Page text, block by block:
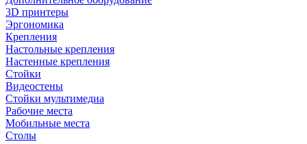
3D принтеры
Эргономика
Крепления
Настольные крепления
Настенные крепления
Стойки
Видеостены
Стойки мультимедиа
Рабочие места
Мобильные места
Столы